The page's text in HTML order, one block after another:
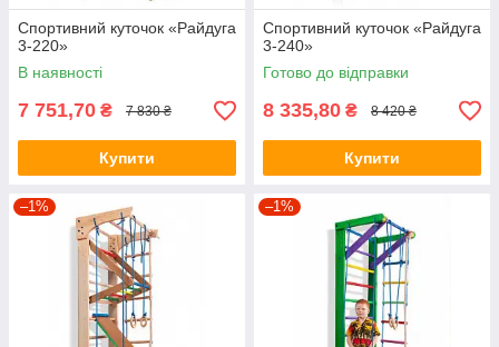
Спортивний куточок «Райдуга
3-220»
В наявності
7 751,70 ₴ 7 830 ₴
Купити
Спортивний куточок «Райдуга
3-240»
Готово до відправки
8 335,80 ₴ 8 420 ₴
Купити
–1% –1%